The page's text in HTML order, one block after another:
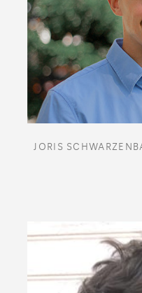
JORIS